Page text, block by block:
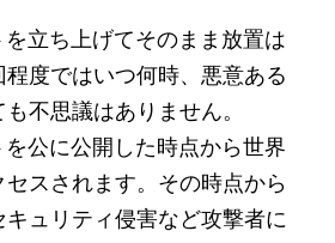
立ち上げてそのまま放置は
度ではいつ何時、悪意ある
不思議はありません。
公に公開した時点から世界
スされます。その時点から
ュリティ侵害など攻撃者に